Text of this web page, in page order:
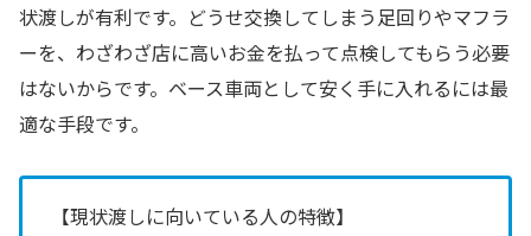
状渡しが有利です。どうせ交換してしまう足回りやマフラ
ーを、わざわざ店に高いお金を払って点検してもらう必要
はないからです。ベース車両として安く手に入れるには最
適な手段です。
【現状渡しに向いている人の特徴】